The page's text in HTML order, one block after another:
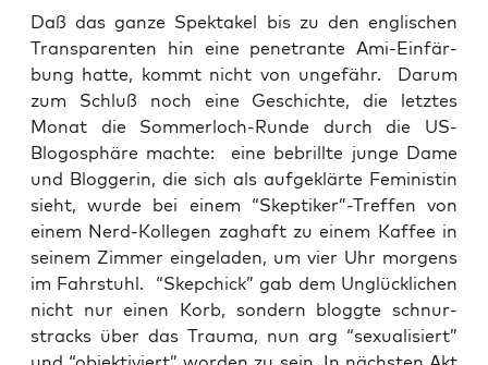
Daß das gan­ze Spek­ta­kel bis zu den eng­li­schen
Trans­pa­ren­ten hin eine pene­tran­te Ami-Ein­fär­
bung hat­te, kommt nicht von unge­fähr. Dar­um
zum Schluß noch eine Geschich­te, die letz­tes
Monat die Som­mer­loch-Run­de durch die US-
Blogo­sphä­re mach­te: eine bebrill­te jun­ge Dame
und Blog­ge­rin, die sich als auf­ge­klär­te Femi­nis­tin
sieht, wur­de bei einem “Skeptiker”-Treffen von
einem Nerd-Kol­le­gen zag­haft zu einem Kaf­fee in
sei­nem Zim­mer ein­ge­la­den, um vier Uhr mor­gens
im Fahr­stuhl. “Skep­chick” gab dem Unglück­li­chen
nicht nur einen Korb, son­dern blogg­te schnur­
stracks über das Trau­ma, nun arg “sexua­li­siert”